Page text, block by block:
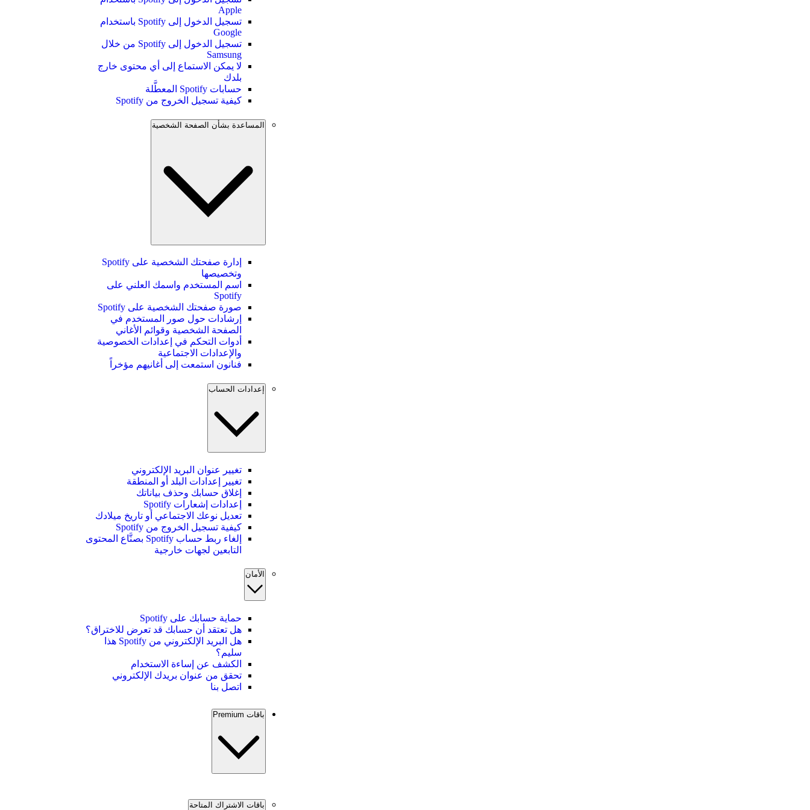
Apple
تسجيل الدخول إلى Spotify باستخدام
Google
تسجيل الدخول إلى Spotify من خلال
Samsung
لا يمكن الاستماع إلى أي محتوى خارج
بلدك
حسابات Spotify المعطَّلة
كيفية تسجيل الخروج من Spotify
المساعدة بشأن الصفحة الشخصية
إدارة صفحتك الشخصية على Spotify
وتخصيصها
اسم المستخدم واسمك العلني على
Spotify
صورة صفحتك الشخصية على Spotify
إرشادات حول صور المستخدم في
الصفحة الشخصية وقوائم الأغاني
أدوات التحكم في إعدادات الخصوصية
والإعدادات الاجتماعية
فنانون استمعت إلى أغانيهم مؤخراً
إعدادات الحساب
تغيير عنوان البريد الإلكتروني
تغيير إعدادات البلد أو المنطقة
إغلاق حسابك وحذف بياناتك
إعدادات إشعارات Spotify
تعديل نوعك الاجتماعي أو تاريخ ميلادك
كيفية تسجيل الخروج من Spotify
إلغاء ربط حساب Spotify بصنَّاع المحتوى
التابعين لجهات خارجية
الأمان
حماية حسابك على Spotify
هل تعتقد أن حسابك قد تعرض للاختراق؟
هل البريد الإلكتروني من Spotify هذا
سليم؟
الكشف عن إساءة الاستخدام
تحقق من عنوان بريدك الإلكتروني
اتصل بنا
باقات Premium
باقات الاشتراك المتاحة